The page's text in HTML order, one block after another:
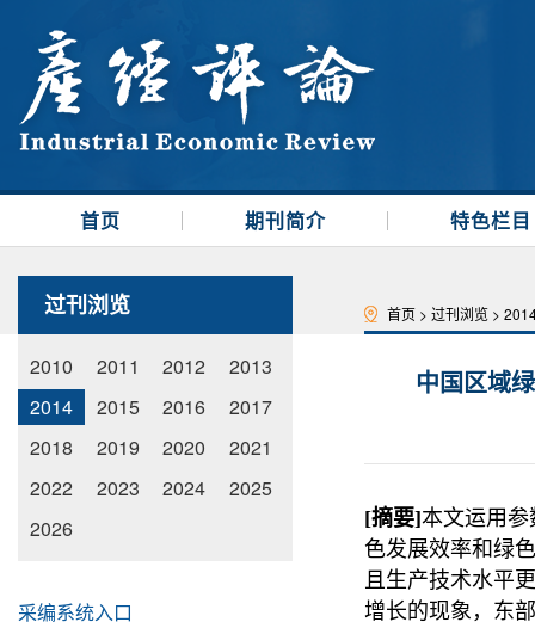
首页 期刊简介 特色栏目
过刊浏览
2010 2011 2012
2013
2014
2015 2016
2017
2018
2019 2020
2021
2022
2023 2024
2025
2026
采编系统入口
首页 > 过刊浏览 >
中国区域
[摘要]本文运用参
色发展效率和绿
且生产技术水平
增长的现象，东